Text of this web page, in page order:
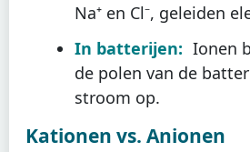
Na⁺ en Cl⁻, geleiden
In batterijen: Ionen
de polen van de
stroom op.
Kationen vs. Anionen